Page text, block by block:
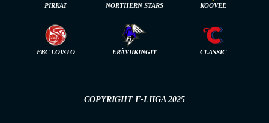
PIRKAT NORTHERN STARS KOOVEE
FBC LOISTO ERÄVIIKINGIT CLASSIC
COPYRIGHT F-LIIGA 2025